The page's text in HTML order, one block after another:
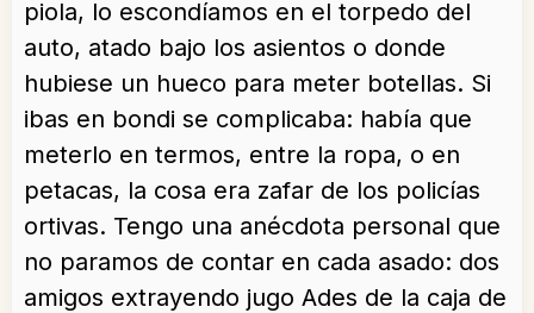
piola, lo escondíamos en el torpedo del
auto, atado bajo los asientos o donde
hubiese un hueco para meter botellas. Si
ibas en bondi se complicaba: había que
meterlo en termos, entre la ropa, o en
petacas, la cosa era zafar de los policías
ortivas. Tengo una anécdota personal que
no paramos de contar en cada asado: dos
amigos extrayendo jugo Ades de la caja de